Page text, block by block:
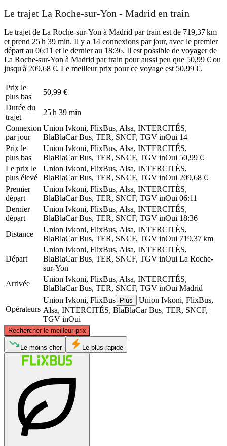
Le trajet La Roche-sur-Yon - Madrid en train
Le trajet de La Roche-sur-Yon à Madrid par train est de 719,37 km
et prend 25 h 39 min. Il y a 14 connexions par jour, avec le premier
départ au 06:11 et le dernier au 18:36. Il est possible de voyager de
La Roche-sur-Yon à Madrid par train pour aussi peu que 50,99 € ou
jusqu'à 209,68 €. Le meilleur prix pour ce voyage est 50,99 €.
Prix ​​le
plus bas
50,99 €
Durée du
trajet
25 h 39 min
Connexion
par jour
Union Ivkoni, FlixBus, Alsa, INTERCITÉS,
BlaBlaCar Bus, TER, SNCF, TGV inOui 14
Prix ​​le
plus bas
Union Ivkoni, FlixBus, Alsa, INTERCITÉS,
BlaBlaCar Bus, TER, SNCF, TGV inOui 50,99 €
Le prix le
plus élevé
Union Ivkoni, FlixBus, Alsa, INTERCITÉS,
BlaBlaCar Bus, TER, SNCF, TGV inOui 209,68 €
Premier
départ
Union Ivkoni, FlixBus, Alsa, INTERCITÉS,
BlaBlaCar Bus, TER, SNCF, TGV inOui 06:11
Dernier
départ
Union Ivkoni, FlixBus, Alsa, INTERCITÉS,
BlaBlaCar Bus, TER, SNCF, TGV inOui 18:36
Distance
Union Ivkoni, FlixBus, Alsa, INTERCITÉS,
BlaBlaCar Bus, TER, SNCF, TGV inOui 719,37 km
Départ
Union Ivkoni, FlixBus, Alsa, INTERCITÉS,
BlaBlaCar Bus, TER, SNCF, TGV inOui La Roche-
sur-Yon
Arrivée
Union Ivkoni, FlixBus, Alsa, INTERCITÉS,
BlaBlaCar Bus, TER, SNCF, TGV inOui Madrid
Opérateurs
Union Ivkoni, FlixBus Plus
Union Ivkoni, FlixBus,
Alsa, INTERCITÉS, BlaBlaCar Bus, TER, SNCF,
TGV inOui
Rechercher le meilleur prix
La Roche-sur-Yon
Le moins cher Le plus rapide